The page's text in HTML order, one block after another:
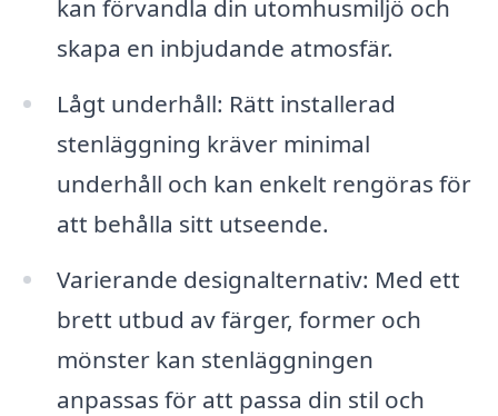
kan förvandla din utomhusmiljö och
skapa en inbjudande atmosfär.
Lågt underhåll: Rätt installerad
stenläggning kräver minimal
underhåll och kan enkelt rengöras för
att behålla sitt utseende.
Varierande designalternativ: Med ett
brett utbud av färger, former och
mönster kan stenläggningen
anpassas för att passa din stil och